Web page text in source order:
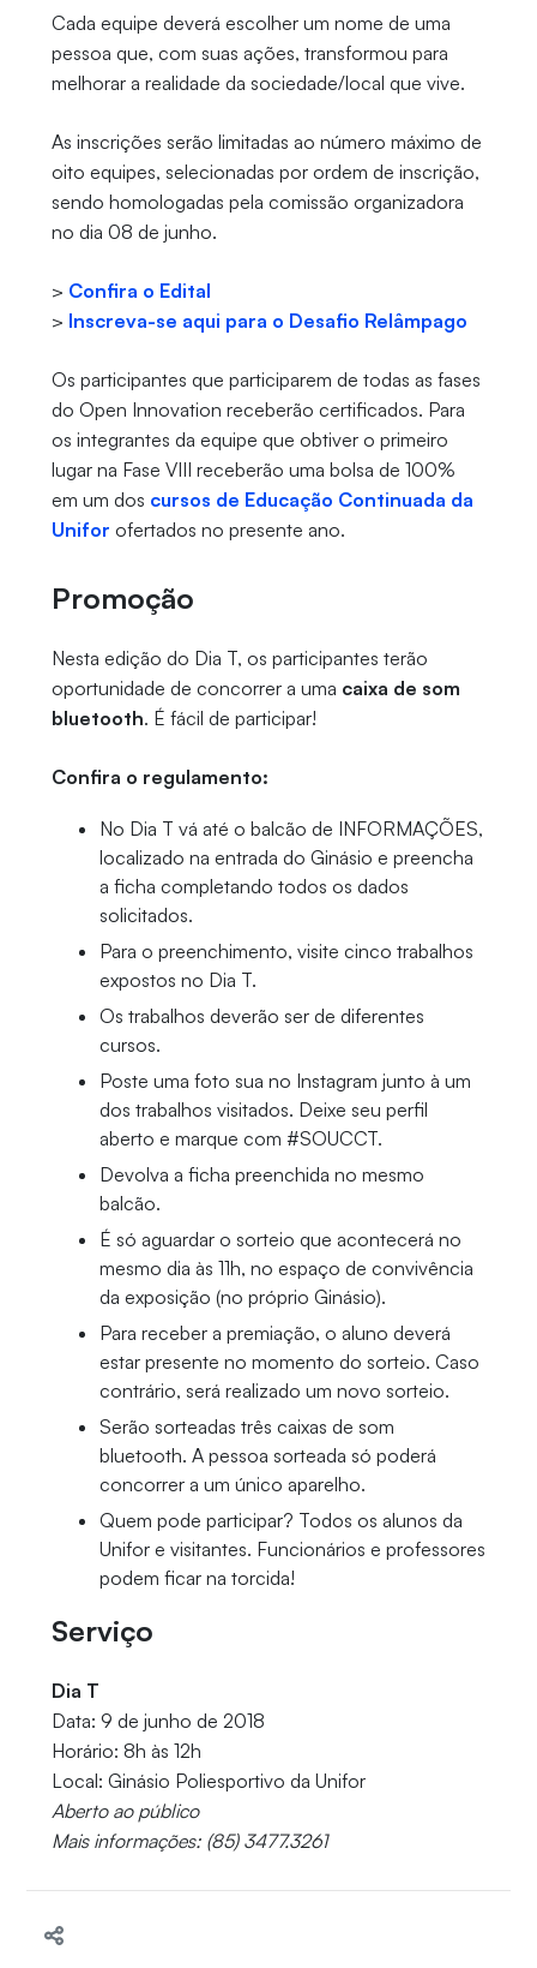
Cada equipe deverá escolher um nome de uma
pessoa que, com suas ações, transformou para
melhorar a realidade da sociedade/local que vive.
As inscrições serão limitadas ao número máximo de
oito equipes, selecionadas por ordem de inscrição,
sendo homologadas pela comissão organizadora
no dia 08 de junho.
> Confira o Edital
> Inscreva-se aqui para o Desafio Relâmpago
Os participantes que participarem de todas as fases
do Open Innovation receberão certificados. Para
os integrantes da equipe que obtiver o primeiro
lugar na Fase VIII receberão uma bolsa de 100%
em um dos cursos de Educação Continuada da
Unifor ofertados no presente ano.
Promoção
Nesta edição do Dia T, os participantes terão
oportunidade de concorrer a uma caixa de som
bluetooth. É fácil de participar!
Confira o regulamento:
No Dia T vá até o balcão de INFORMAÇÕES,
localizado na entrada do Ginásio e preencha
a ficha completando todos os dados
solicitados.
Para o preenchimento, visite cinco trabalhos
expostos no Dia T.
Os trabalhos deverão ser de diferentes
cursos.
Poste uma foto sua no Instagram junto à um
dos trabalhos visitados. Deixe seu perfil
aberto e marque com #SOUCCT.
Devolva a ficha preenchida no mesmo
balcão.
É só aguardar o sorteio que acontecerá no
mesmo dia às 11h, no espaço de convivência
da exposição (no próprio Ginásio).
Para receber a premiação, o aluno deverá
estar presente no momento do sorteio. Caso
contrário, será realizado um novo sorteio.
Serão sorteadas três caixas de som
bluetooth. A pessoa sorteada só poderá
concorrer a um único aparelho.
Quem pode participar? Todos os alunos da
Unifor e visitantes. Funcionários e professores
podem ficar na torcida!
Serviço
Dia T
Data: 9 de junho de 2018
Horário: 8h às 12h
Local: Ginásio Poliesportivo da Unifor
Aberto ao público
Mais informações: (85) 3477.3261